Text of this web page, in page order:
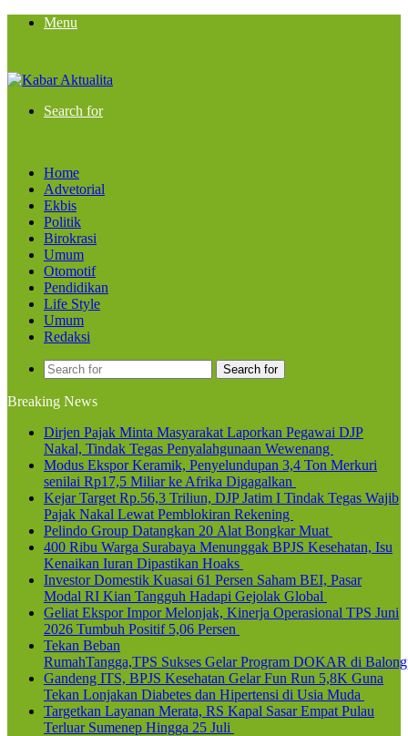
Menu
Search for
Home
Advetorial
Ekbis
Politik
Birokrasi
Umum
Otomotif
Pendidikan
Life Style
Umum
Redaksi
Search for
Breaking News
Dirjen Pajak Minta Masyarakat Laporkan Pegawai DJP
Nakal, Tindak Tegas Penyalahgunaan Wewenang
Modus Ekspor Keramik, Penyelundupan 3,4 Ton Merkuri
senilai Rp17,5 Miliar ke Afrika Digagalkan
Kejar Target Rp.56,3 Triliun, DJP Jatim I Tindak Tegas Wajib
Pajak Nakal Lewat Pemblokiran Rekening
Pelindo Group Datangkan 20 Alat Bongkar Muat
400 Ribu Warga Surabaya Menunggak BPJS Kesehatan, Isu
Kenaikan Iuran Dipastikan Hoaks
Investor Domestik Kuasai 61 Persen Saham BEI, Pasar
Modal RI Kian Tangguh Hadapi Gejolak Global
Geliat Ekspor Impor Melonjak, Kinerja Operasional TPS Juni
2026 Tumbuh Positif 5,06 Persen
Tekan Beban
RumahTangga,TPS Sukses Gelar Program DOKAR di
Gandeng ITS, BPJS Kesehatan Gelar Fun Run 5,8K Guna
Tekan Lonjakan Diabetes dan Hipertensi di Usia Muda
Targetkan Layanan Merata, RS Kapal Sasar Empat Pulau
Terluar Sumenep Hingga 25 Juli